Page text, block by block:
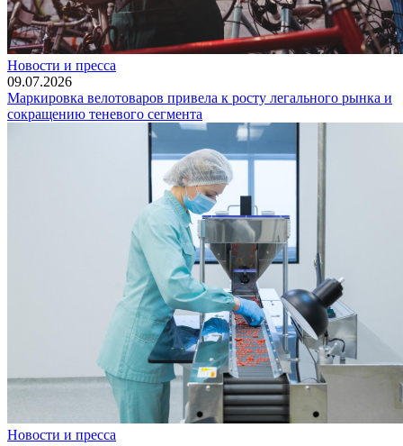
Новости и пресса
09.07.2026
Маркировка велотоваров привела к росту легального рынка и
сокращению теневого сегмента
Новости и пресса